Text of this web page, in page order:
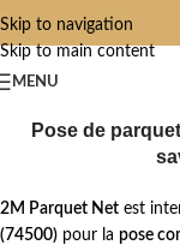
Skip to navigation
Skip to main content
MENU
Pose de
2M Parquet Net est
(74500) pour la pose